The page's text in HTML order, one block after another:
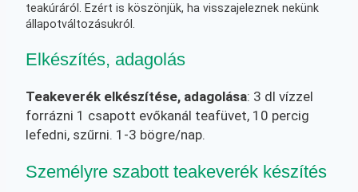
teakúráról. Ezért is köszönjük, ha visszajeleznek nekünk
állapotváltozásukról.
Elkészítés, adagolás
Teakeverék elkészítése, adagolása: 3 dl vízzel
forrázni 1 csapott evőkanál teafüvet, 10 percig
lefedni, szűrni. 1-3 bögre/nap.
Személyre szabott teakeverék készítés